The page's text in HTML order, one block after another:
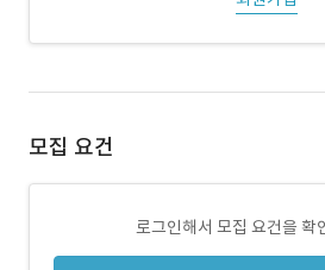
모집 요건
로그인해서 모집 요건을 확